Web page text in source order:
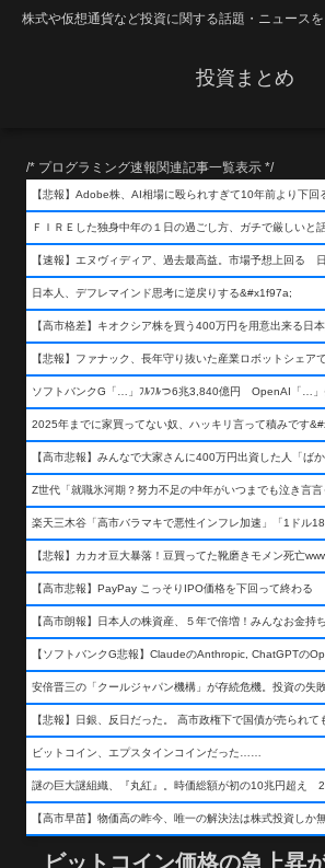
株式や仮想通貨など投資に関する話題・ニュース
投資まとめ
/* プログラミング速報関連記事一覧表示 */
【悲報】Adobe株、AI相場に殴られすぎて10年前より下回
ＦＩＲＥした独身中年の１日の過ごし方、ガチで厳しいと
【速報】エヌヴィディア、過去最高益。市場予想上回る
日本人、デフレマインド思考に逆戻りする&#x1f97a;
ソフトバンクG「…」ﾌﾙﾌﾙつ6兆3,840億円 OpenAI「…」ｸ
【悲報】カカオ豆大暴落！豆買ってた靴磨きモメン死亡
【高市悲報】PayPay こっそりIPO価格を下回って終わる
【高市朗報】日本人の株資産、５年で倍増！みんなお金持
【悲報】日銀、反日だった。 高市政権下で国債が売られて
ビットコイン、エプスタインコインだった……
ビットコイン価格の急上昇